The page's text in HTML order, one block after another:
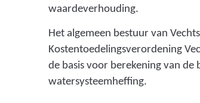
waardeverhouding.
Het algemeen bestuur van
Kostentoedelingsverordening
de basis voor berekening van
watersysteemheffing.